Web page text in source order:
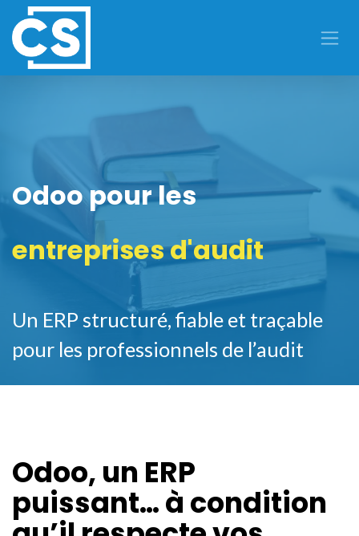
Se rendre au contenu
Odoo pour les
entreprises d'audit
Un ERP structuré, fiable et traçable
pour les professionnels de l’audit
Odoo, un ERP
puissant… à condition